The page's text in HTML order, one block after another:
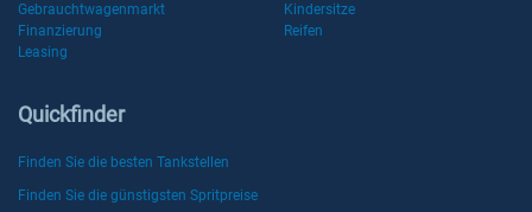
Gebrauchtwagenmarkt
Kindersitze
Finanzierung
Reifen
Leasing
Quickfinder
Finden Sie die besten Tankstellen
Finden Sie die günstigsten Spritpreise